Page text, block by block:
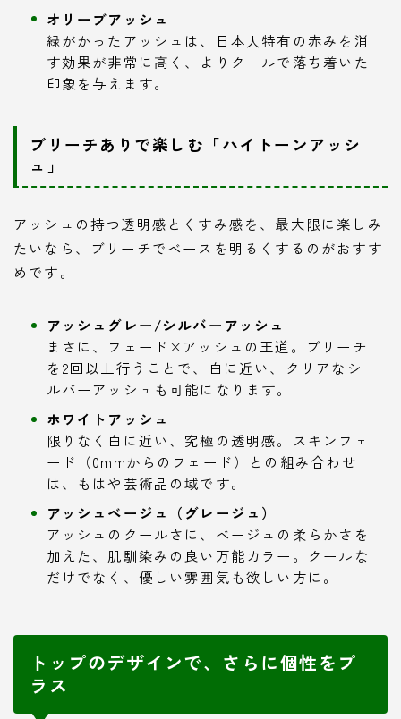
オリーブアッシュ
緑がかったアッシュは、日本人特有の赤みを消
す効果が非常に高く、よりクールで落ち着いた
印象を与えます。
ブリーチありで楽しむ「ハイトーンアッシ
ュ」
アッシュの持つ透明感とくすみ感を、最大限に楽しみ
たいなら、ブリーチでベースを明るくするのがおすす
めです。
アッシュグレー/シルバーアッシュ
まさに、フェード×アッシュの王道。ブリーチ
を2回以上行うことで、白に近い、クリアなシ
ルバーアッシュも可能になります。
ホワイトアッシュ
限りなく白に近い、究極の透明感。スキンフェ
ード（0mmからのフェード）との組み合わせ
は、もはや芸術品の域です。
アッシュベージュ（グレージュ）
アッシュのクールさに、ベージュの柔らかさを
加えた、肌馴染みの良い万能カラー。クールな
だけでなく、優しい雰囲気も欲しい方に。
トップのデザインで、さらに個性をプ
ラス